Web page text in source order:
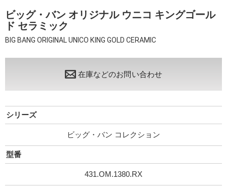
ビッグ・バン オリジナル ウニコ キングゴール
ド セラミック
BIG BANG ORIGINAL UNICO KING GOLD CERAMIC
在庫などのお問い合わせ
シリーズ
ビッグ・バン コレクション
型番
431.OM.1380.RX